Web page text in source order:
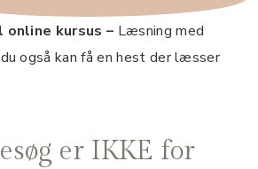
kursus – Læsning med
også kan få en hest der læsser
er IKKE for